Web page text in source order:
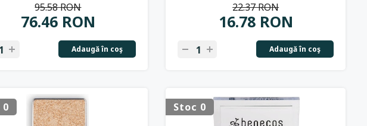
76.46 RON
95.58 RON
Adaugă în coş
16.78 RON
22.37 RON
Adaugă în coş
Stoc 0